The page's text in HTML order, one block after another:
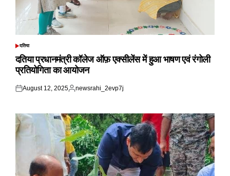
POSTED
दतिया
दतिया प्रधानमंत्री कॉलेज ऑफ़ एक्सीलेंस में हुआ भाषण एवं रंगोली
प्रतियोगिता का आयोजन
Posted
August 12, 2025
Posted
newsrahi_2evp7j